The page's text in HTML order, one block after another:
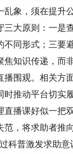
，须在提升公
三大原则：一是
不同形式；三要
焦知识传递，而
播围观。相关方
时推动平台切实
课好似一把双
范，将求助者推
科普激发求助意